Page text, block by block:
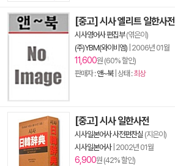
[중고] 시사 엘리트 일한사전
시사영어사 편집부(엮은이)
(주)YBM(와이비엠) 2006년 01월
11,600원 (60% 할인)
판매자 :앤~북| 상태 :최상
[중고] 시사 일한사전
시사일본어사 사전편찬실 (지은이)
시사일본어사| 2002년 01월
6,900원 (42% 할인)